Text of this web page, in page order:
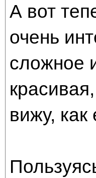
А вот
очень
сложное
вижу,